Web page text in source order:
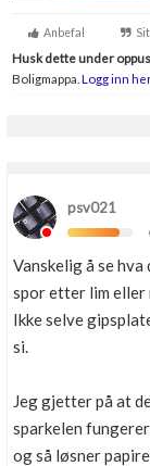
Anbefal
Husk dette under
Boligmappa. Logg inn
psv021
Vanskelig å se
spor etter lim eller
Ikke selve
si.
Jeg gjetter på at
sparkelen
og så løsner